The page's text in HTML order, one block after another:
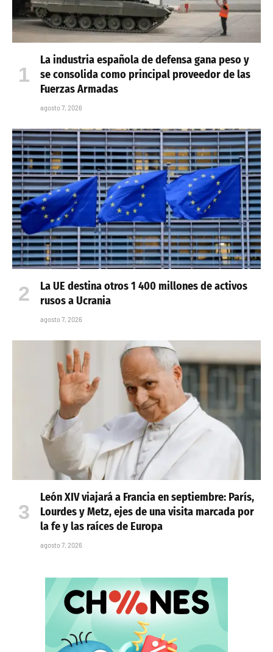
La industria española de defensa gana peso y
se consolida como principal proveedor de las
Fuerzas Armadas
agosto 7, 2026
La UE destina otros 1 400 millones de activos
rusos a Ucrania
agosto 7, 2026
León XIV viajará a Francia en septiembre: París,
Lourdes y Metz, ejes de una visita marcada por
la fe y las raíces de Europa
agosto 7, 2026